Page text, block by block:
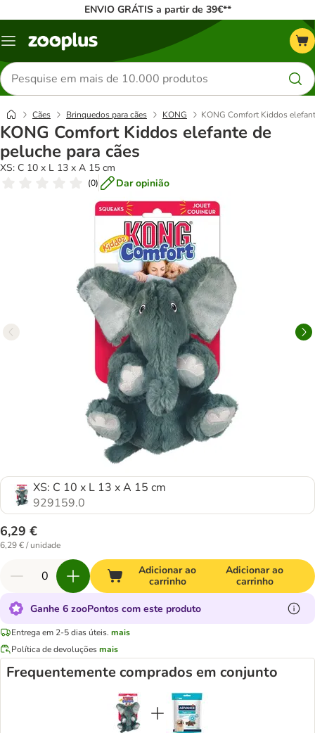
ENVIO GRÁTIS a partir de 39€**
Menu
Pesquisar
produtos
Cães Brinquedos para cães KONG KONG Comfort Kiddos
KONG Comfort Kiddos elefante de
peluche para cães
XS: C 10 x L 13 x A 15 cm
(0) Dar opinião
XS: C 10 x L 13 x A 15 cm
929159.0
6,29 €
6,29 € / unidade
Adicionar ao
carrinho
Adicionar ao
carrinho
Ganhe 6 zooPontos com este produto
Entrega em 2-5 dias úteis. mais
Política de devoluçõesmais
Frequentemente comprados em conjunto